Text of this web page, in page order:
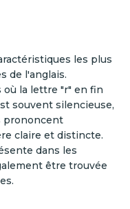
les plus
de l'anglais.
où la lettre "r" en fin
souvent silencieuse,
prononcent
claire et distincte.
dans les
être trouvée